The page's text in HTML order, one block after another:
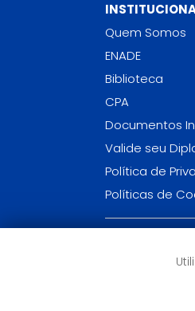
Quem Somos
ENADE
Biblioteca
CPA
Documentos
Valide seu
Política de
Políticas de
FACULDADE
Rua Presidente